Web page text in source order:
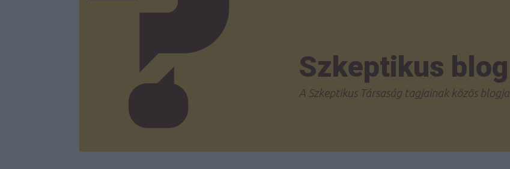
Szkeptikus blog
A Szkeptikus Társaság tagjainak közös blogja